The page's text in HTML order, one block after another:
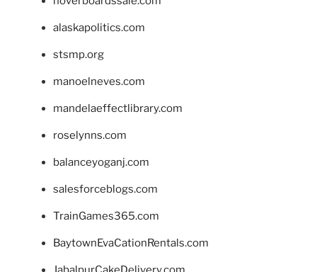
alaskapolitics.com
stsmp.org
manoelneves.com
mandelaeffectlibrary.com
roselynns.com
balanceyoganj.com
salesforceblogs.com
TrainGames365.com
BaytownEvaCationRentals.com